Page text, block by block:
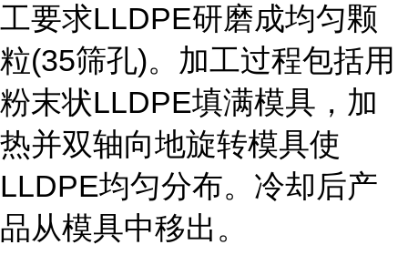
工要求LLDPE研磨成均匀颗
粒(35筛孔)。加工过程包括用
粉末状LLDPE填满模具，加
热并双轴向地旋转模具使
LLDPE均匀分布。冷却后产
品从模具中移出。